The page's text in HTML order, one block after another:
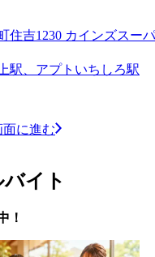
住吉1230 カインズスー
駅、アプトいちしろ駅
面に進む
イト
！